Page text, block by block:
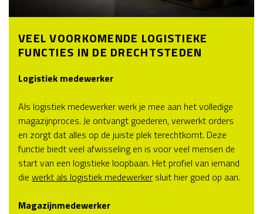
VEEL VOORKOMENDE LOGISTIEKE
FUNCTIES IN DE DRECHTSTEDEN
Logistiek medewerker
Als logistiek medewerker werk je mee aan het volledige
magazijnproces. Je ontvangt goederen, verwerkt orders
en zorgt dat alles op de juiste plek terechtkomt. Deze
functie biedt veel afwisseling en is voor veel mensen de
start van een logistieke loopbaan. Het profiel van iemand
die werkt als logistiek medewerker sluit hier goed op aan.
Magazijnmedewerker